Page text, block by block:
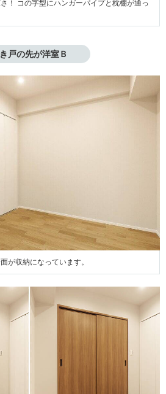
！ コの字型にハンガーパイプと枕棚が通っ
戸の先が洋室Ｂ
が収納になっています。